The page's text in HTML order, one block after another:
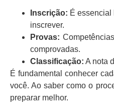
Inscrição: É essencial
inscrever.
Provas:
comprovadas.
Classificação: A nota
É fundamental conhecer
você. Ao saber como o
preparar melhor.